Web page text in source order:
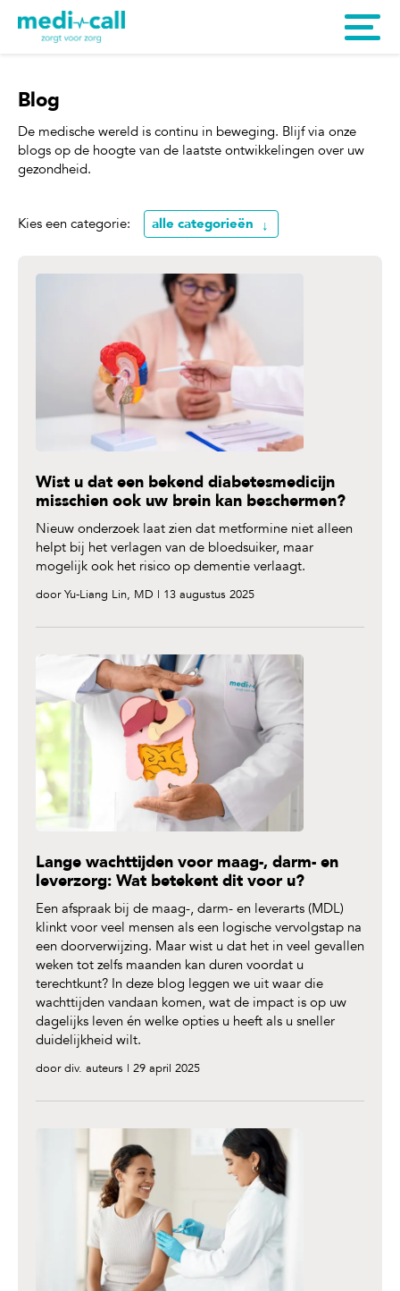
Blog
De medische wereld is continu in beweging. Blijf via onze
blogs op de hoogte van de laatste ontwikkelingen over uw
gezondheid.
Kies een categorie: alle categorieën
Wist u dat een bekend diabetesmedicijn
misschien ook uw brein kan beschermen?
Nieuw onderzoek laat zien dat metformine niet alleen
helpt bij het verlagen van de bloedsuiker, maar
mogelijk ook het risico op dementie verlaagt.
door Yu-Liang Lin, MD | 13 augustus 2025
Lange wachttijden voor maag-, darm- en
leverzorg: Wat betekent dit voor u?
Een afspraak bij de maag-, darm- en leverarts (MDL)
klinkt voor veel mensen als een logische vervolgstap na
een doorverwijzing. Maar wist u dat het in veel gevallen
weken tot zelfs maanden kan duren voordat u
terechtkunt? In deze blog leggen we uit waar die
wachttijden vandaan komen, wat de impact is op uw
dagelijks leven én welke opties u heeft als u sneller
duidelijkheid wilt.
door div. auteurs | 29 april 2025